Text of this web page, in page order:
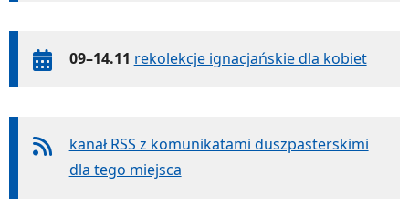
09–14.11 rekolekcje ignacjańskie dla kobiet
kanał RSS z komunikatami duszpasterskimi
dla tego miejsca